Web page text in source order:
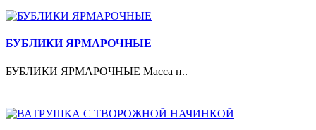
БУБЛИКИ ЯРМАРОЧНЫЕ
БУБЛИКИ ЯРМАРОЧНЫЕ Масса н..